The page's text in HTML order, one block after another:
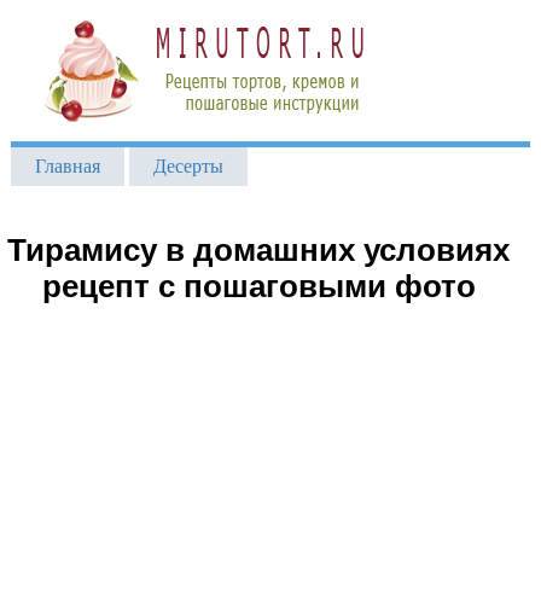
Главная Десерты
Тирамису в домашних условиях
рецепт с пошаговыми фото